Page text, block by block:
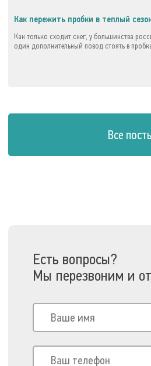
Как пережить пробки в теплый
Как только сходит снег, у большинства
один дополнительный повод стоять в
Все
Есть вопросы?
Мы перезвоним и